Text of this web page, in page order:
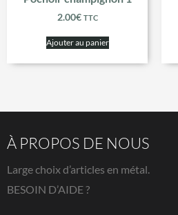
2.00€ TTC
Ajouter au panier
À PROPOS DE NOUS
Large choix d’articles en métal.
BESOIN D’AIDE ?